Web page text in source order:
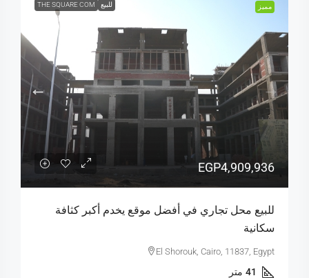
مميز للبيع THE SQUARE COM
EGP4,909,936
للبيع محل تجاري في أفضل موقع يخدم أكبر كثافة
سكانية
El Shorouk, Cairo, 11837, Egypt
41 متر